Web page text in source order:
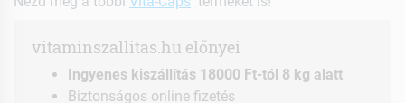
vitaminszallitas.hu előnyei
Ingyenes kiszállítás 18000 Ft-tól 8 kg alatt
Biztonságos online fizetés